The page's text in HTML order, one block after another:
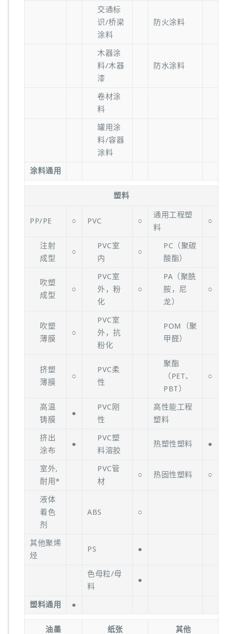
交通标
识/桥梁
涂料
防火涂料
木器涂
料/木器
漆
防水涂料
卷材涂
料
罐用涂
料/容器
涂料
涂料通用
塑料
PP/PE ○ PVC ○
通用工程塑
料
○
注射
成型
○
PVC室
内
○
PC（聚碳
酸酯）
吹塑
成型
○
PVC室
外，粉
化
○
PA（聚酰
胺，尼
龙）
○
吹塑
薄膜
○
PVC室
外，抗
粉化
POM（聚
甲醛）
挤塑
薄膜
○
PVC柔
性
聚酯
（PET、
PBT）
○
高温
铸膜
●
PVC刚
性
高性能工程
塑料
挤出
涂布
●
PVC塑
料溶胶
热塑性塑料 ●
室外,
耐用*
PVC管
材
○ 热固性塑料 ○
液体
着色
剂
ABS ○
其他聚烯
烃
PS ●
色母粒/母
料
●
塑料通用 ●
油墨 纸张 其他